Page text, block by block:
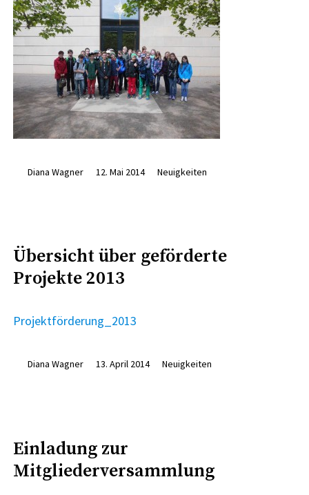
Diana Wagner 12. Mai 2014 Neuigkeiten
Diana Wagner 13. April 2014 Neuigkeiten
Übersicht über geförderte
Projekte 2013
Projektförderung_2013
Einladung zur
Mitgliederversammlung